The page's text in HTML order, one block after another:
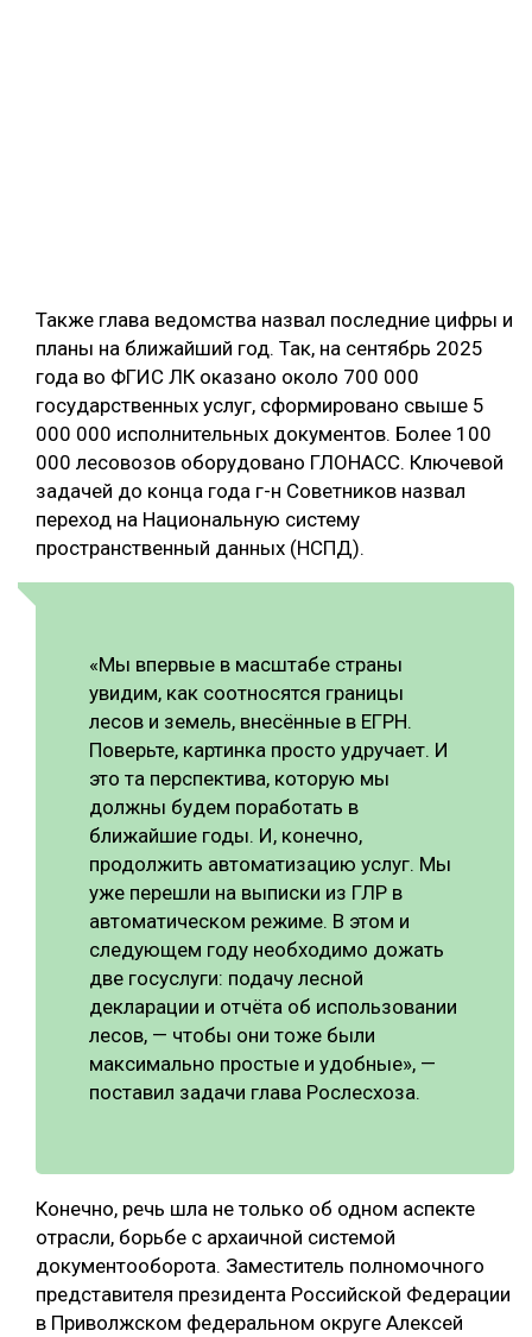
Также глава ведомства назвал последние цифры и
планы на ближайший год. Так, на сентябрь 2025
года во ФГИС ЛК оказано около 700 000
государственных услуг, сформировано свыше 5
000 000 исполнительных документов. Более 100
000 лесовозов оборудовано ГЛОНАСС. Ключевой
задачей до конца года г-н Советников назвал
переход на Национальную систему
пространственный данных (НСПД).
«Мы впервые в масштабе страны
увидим, как соотносятся границы
лесов и земель, внесённые в ЕГРН.
Поверьте, картинка просто удручает. И
это та перспектива, которую мы
должны будем поработать в
ближайшие годы. И, конечно,
продолжить автоматизацию услуг. Мы
уже перешли на выписки из ГЛР в
автоматическом режиме. В этом и
следующем году необходимо дожать
две госуслуги: подачу лесной
декларации и отчёта об использовании
лесов, — чтобы они тоже были
максимально простые и удобные», —
поставил задачи глава Рослесхоза.
Конечно, речь шла не только об одном аспекте
отрасли, борьбе с архаичной системой
документооборота. Заместитель полномочного
представителя президента Российской Федерации
в Приволжском федеральном округе Алексей